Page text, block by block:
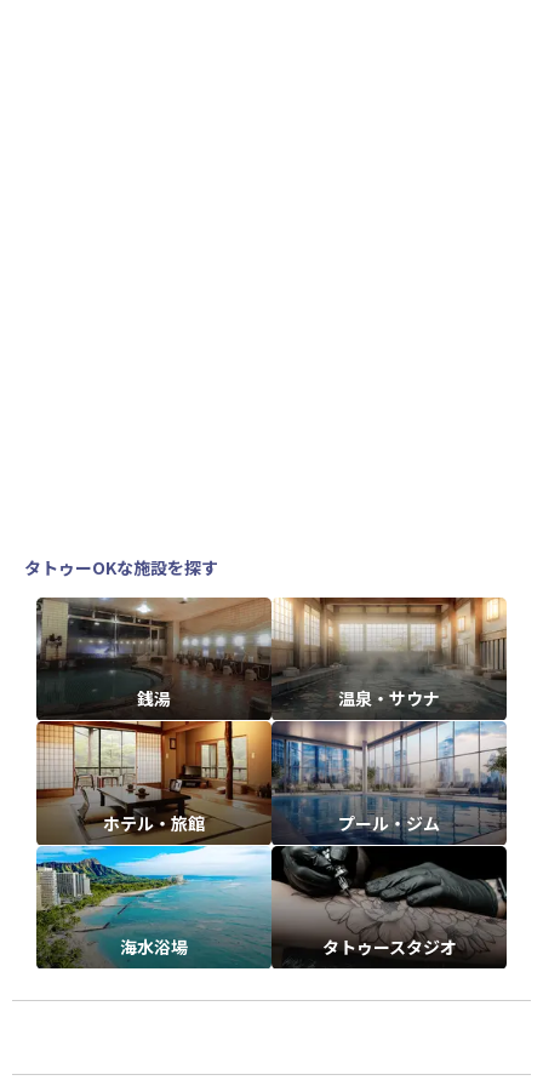
タトゥーOKな施設を探す
銭湯 温泉・サウナ
ホテル・旅館 プール・ジム
海水浴場 タトゥースタジオ